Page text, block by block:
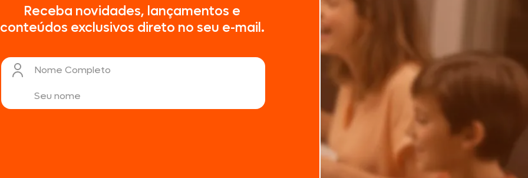
Receba novidades, lançamentos e
conteúdos exclusivos direto no seu e-mail.
Nome Completo